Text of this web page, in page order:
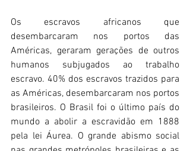
Os escravos africanos que
desembarcaram nos portos das
Américas, geraram gerações de outros
humanos subjugados ao trabalho
escravo. 40% dos escravos trazidos para
as Américas, desembarcaram nos portos
brasileiros. O Brasil foi o último país do
mundo a abolir a escravidão em 1888
pela lei Áurea. O grande abismo social